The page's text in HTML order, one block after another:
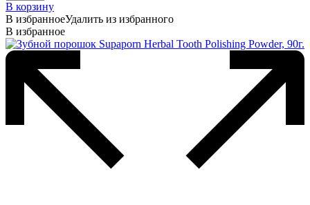
В корзину
В избранноеУдалить из избранного
В избранное